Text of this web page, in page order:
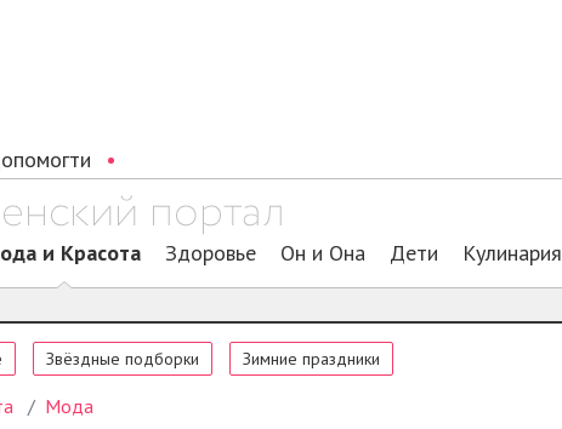
и Красота Здоровье Он и Она Дети Кулинария
Звёздные подборки Зимние праздники
Мода